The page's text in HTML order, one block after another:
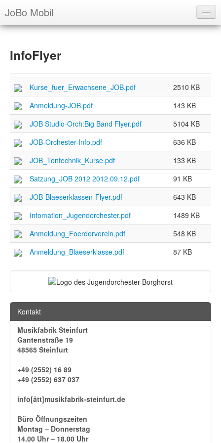
JoBo Mobil
Über uns
Ausbildung
Übersicht
Info
Presse
Foto Alben
Artikel
Termine
Login
InfoFlyer
Kurse_fuer_Erwachsene_JOB.pdf
2510 KB
Anmeldung-JOB.pdf
143 KB
JOB Studio-Orch:Big Band Flyer.pdf
5104 KB
JOB-Orchester-Info.pdf
636 KB
JOB_Tontechnik_Kurse.pdf
133 KB
Satzung_JOB 2012 2012.09.12.pdf
91 KB
JOB-Blaeserklassen-Flyer.pdf
643 KB
Infomation_Jugendorchester.pdf
1489 KB
Anmeldung_Foerderverein.pdf
548 KB
Anmeldung_Blaeserklasse.pdf
87 KB
Kontakt
Musikfabrik Steinfurt
Gantenstraße 19
48565 Steinfurt
+49 (2552) 16 89
+49 (2552) 637 037
info[ätt]musikfabrik-steinfurt.de
Büro Öffnungszeiten
Montag – Donnerstag
14.00 Uhr – 18.00 Uhr